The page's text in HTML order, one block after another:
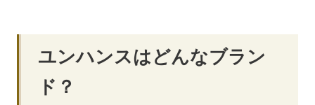
ユンハンスはどんなブラン
ド？